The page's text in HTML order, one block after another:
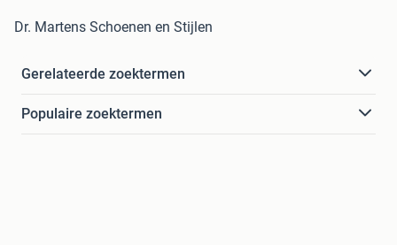
Dr. Martens Schoenen en Stijlen
Gerelateerde zoektermen
Populaire zoektermen